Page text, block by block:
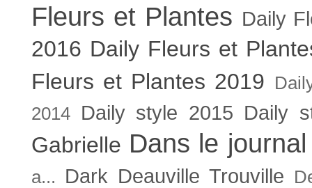
Fleurs et Plantes Daily
2016 Daily Fleurs et
Fleurs et Plantes 2019
2014
Daily style 2015 Daily
Gabrielle Dans le journal
a... Dark Deauville Trouville